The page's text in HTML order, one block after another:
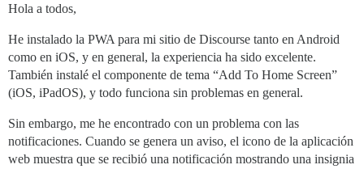
Hola a todos,
He instalado la PWA para mi sitio de Discourse tanto en Android
como en iOS, y en general, la experiencia ha sido excelente.
También instalé el componente de tema “Add To Home Screen”
(iOS, iPadOS), y todo funciona sin problemas en general.
Sin embargo, me he encontrado con un problema con las
notificaciones. Cuando se genera un aviso, el icono de la aplicación
web muestra que se recibió una notificación mostrando una insignia